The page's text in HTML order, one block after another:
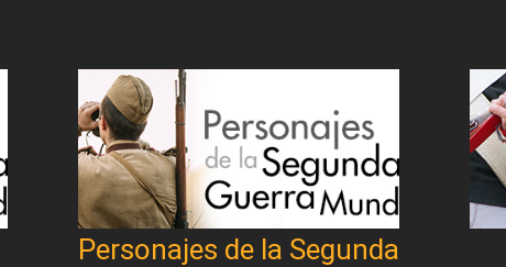
Personajes de la Segunda